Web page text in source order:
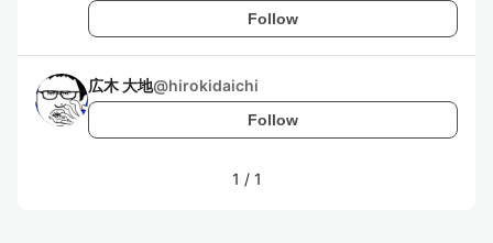
Follow
広木 大地@hirokidaichi
Follow
1 / 1